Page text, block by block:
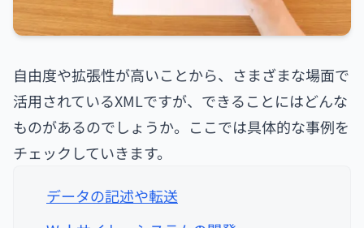
自由度や拡張性が高いことから、さまざまな場面で
活用されているXMLですが、できることにはどんな
ものがあるのでしょうか。ここでは具体的な事例を
チェックしていきます。
データの記述や転送